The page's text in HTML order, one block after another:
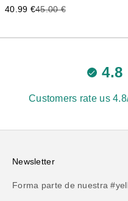
Precio de oferta
40.99 €Precio anterior
45.00 €
4.8
Customers rate us
Newsletter
Forma parte de nuestra